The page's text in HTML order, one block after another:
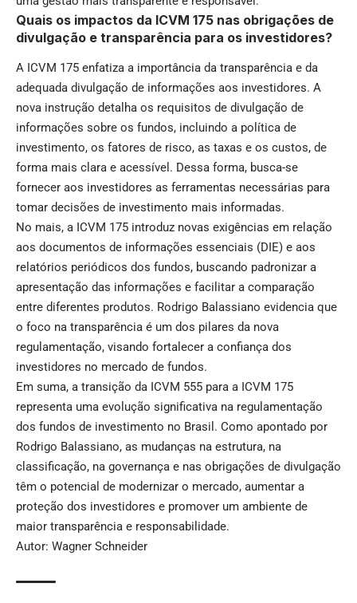
Quais os impactos da ICVM 175 nas obrigações de
divulgação e transparência para os investidores?
A ICVM 175 enfatiza a importância da transparência e da
adequada divulgação de informações aos investidores. A
nova instrução detalha os requisitos de divulgação de
informações sobre os fundos, incluindo a política de
investimento, os fatores de risco, as taxas e os custos, de
forma mais clara e acessível. Dessa forma, busca-se
fornecer aos investidores as ferramentas necessárias para
tomar decisões de investimento mais informadas.
No mais, a ICVM 175 introduz novas exigências em relação
aos documentos de informações essenciais (DIE) e aos
relatórios periódicos dos fundos, buscando padronizar a
apresentação das informações e facilitar a comparação
entre diferentes produtos. Rodrigo Balassiano evidencia que
o foco na transparência é um dos pilares da nova
regulamentação, visando fortalecer a confiança dos
investidores no mercado de fundos.
Em suma, a transição da ICVM 555 para a ICVM 175
representa uma evolução significativa na regulamentação
dos fundos de investimento no Brasil. Como apontado por
Rodrigo Balassiano, as mudanças na estrutura, na
classificação, na governança e nas obrigações de divulgação
têm o potencial de modernizar o mercado, aumentar a
proteção dos investidores e promover um ambiente de
maior transparência e responsabilidade.
Autor: Wagner Schneider